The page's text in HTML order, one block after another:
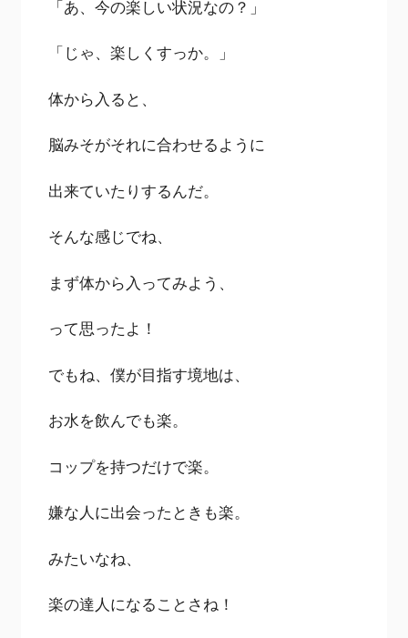
「あ、今の楽しい状況なの？」
「じゃ、楽しくすっか。」
体から入ると、
脳みそがそれに合わせるように
出来ていたりするんだ。
そんな感じでね、
まず体から入ってみよう、
って思ったよ！
でもね、僕が目指す境地は、
お水を飲んでも楽。
コップを持つだけで楽。
嫌な人に出会ったときも楽。
みたいなね、
楽の達人になることさね！